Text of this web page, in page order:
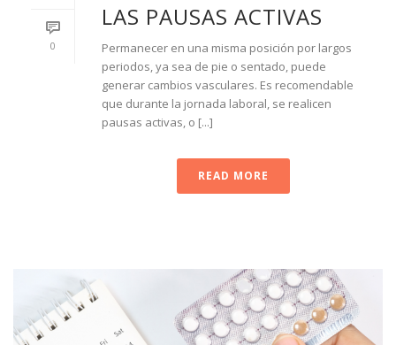
0
LAS PAUSAS ACTIVAS
Permanecer en una misma posición por largos
periodos, ya sea de pie o sentado, puede
generar cambios vasculares. Es recomendable
que durante la jornada laboral, se realicen
pausas activas, o [...]
READ MORE